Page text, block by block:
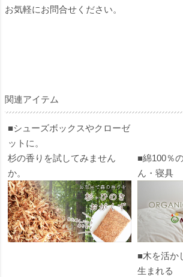
お気軽にお問合せください。
関連アイテム
■シューズボックスやクローゼ
ットに。
杉の香りを試してみません
か。
■綿100％
ん・寝具
■木を活か
生まれる